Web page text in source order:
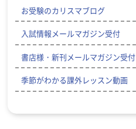
お受験のカリスマブログ
入試情報メールマガジン受付
書店様・新刊メールマガジン受付
季節がわかる課外レッスン動画